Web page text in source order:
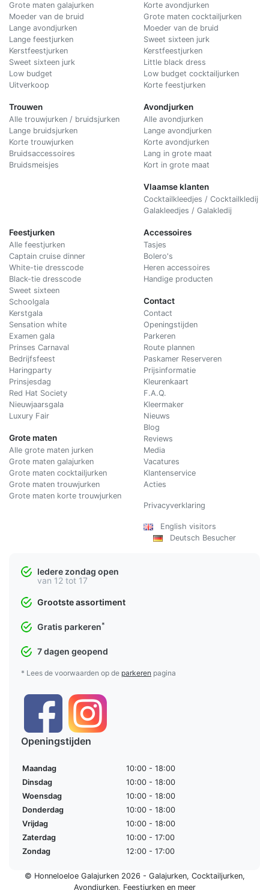
Grote maten galajurken
Moeder van de bruid
Lange avondjurken
Lange feestjurken
Kerstfeestjurken
Sweet sixteen jurk
Low budget
Uitverkoop
Trouwen
Alle trouwjurken / bruidsjurken
Lange bruidsjurken
Korte trouwjurken
Bruidsaccessoires
Bruidsmeisjes
Korte avondjurken
Grote maten cocktailjurken
Moeder van de bruid
Sweet sixteen jurk
Kerstfeestjurken
Little black dress
Low budget cocktailjurken
Korte feestjurken
Avondjurken
Alle avondjurken
Lange avondjurken
Korte avondjurken
Lang in grote maat
Kort in grote maat
Vlaamse klanten
Cocktailkleedjes / Cocktailkledij
Galakleedjes / Galakledij
Feestjurken
Alle feestjurken
Captain cruise dinner
White-tie dresscode
Black-tie dresscode
Sweet sixteen
Schoolgala
Kerstgala
Sensation white
Examen gala
Prinses Carnaval
Bedrijfsfeest
Haringparty
Prinsjesdag
Red Hat Society
Nieuwjaarsgala
Luxury Fair
Grote maten
Alle grote maten jurken
Grote maten galajurken
Grote maten cocktailjurken
Grote maten trouwjurken
Grote maten korte trouwjurken
Accessoires
Tasjes
Bolero's
Heren accessoires
Handige producten
Contact
Contact
Openingstijden
Parkeren
Route plannen
Paskamer Reserveren
Prijsinformatie
Kleurenkaart
F.A.Q.
Kleermaker
Nieuws
Blog
Reviews
Media
Vacatures
Klantenservice
Acties
Privacyverklaring
English visitors
Deutsch Besucher
Iedere zondag open
van 12 tot 17
Grootste assortiment
Gratis parkeren*
7 dagen geopend
* Lees de voorwaarden op de parkeren pagina
Openingstijden
Maandag
10:00 - 18:00
Dinsdag
10:00 - 18:00
Woensdag
10:00 - 18:00
Donderdag
10:00 - 18:00
Vrijdag
10:00 - 18:00
Zaterdag
10:00 - 17:00
Zondag
12:00 - 17:00
© Honneloeloe Galajurken 2026 - Galajurken, Cocktailjurken,
Avondjurken, Feestjurkenen meer